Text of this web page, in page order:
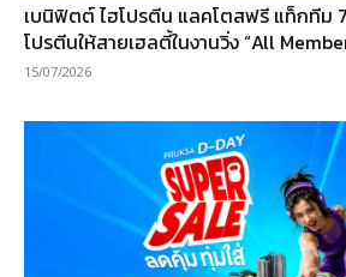
เบนิฟิตต์ ไฮโปรตีน แลคโตสฟรี แท็กทีม
โปรตีนให้สายเฮลตี้ในงานวิ่ง “All
15/07/2026